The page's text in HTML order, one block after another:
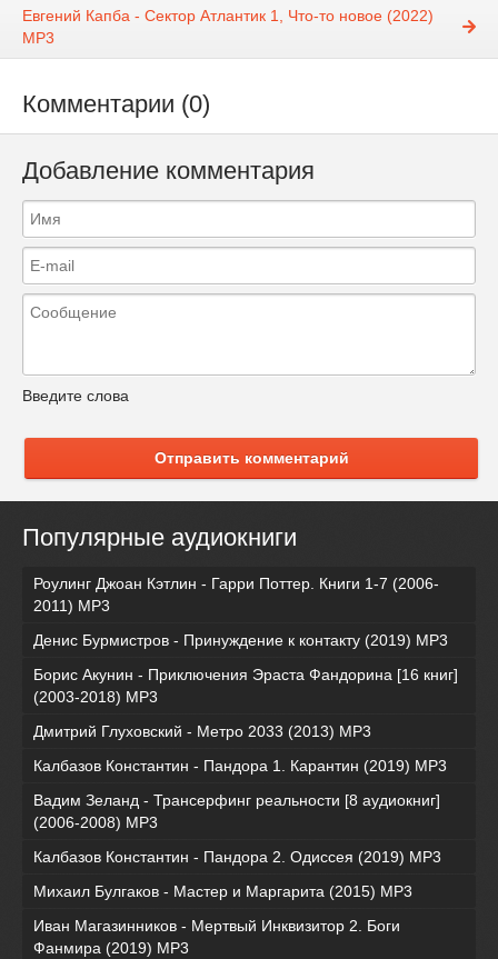
Евгений Капба - Сектор Атлантик 1, Что-то новое (2022)
МР3
Комментарии (0)
Добавление комментария
Введите слова
Отправить комментарий
Популярные аудиокниги
Роулинг Джоан Кэтлин - Гарри Поттер. Книги 1-7 (2006-
2011) MP3
Денис Бурмистров - Принуждение к контакту (2019) MP3
Борис Акунин - Приключения Эраста Фандорина [16 книг]
(2003-2018) МР3
Дмитрий Глуховский - Метро 2033 (2013) MP3
Калбазов Константин - Пандора 1. Карантин (2019) MP3
Вадим Зеланд - Трансерфинг реальности [8 аудиокниг]
(2006-2008) MP3
Калбазов Константин - Пандора 2. Одиссея (2019) MP3
Михаил Булгаков - Мастер и Маргарита (2015) MP3
Иван Магазинников - Мертвый Инквизитор 2. Боги
Фанмира (2019) MP3